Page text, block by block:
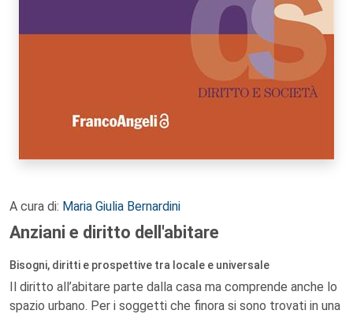
A cura di: Maria Giulia Bernardini
Anziani e diritto dell'abitare
Bisogni, diritti e prospettive tra locale e universale
Il diritto all’abitare parte dalla casa ma comprende anche lo
spazio urbano. Per i soggetti che finora si sono trovati in una